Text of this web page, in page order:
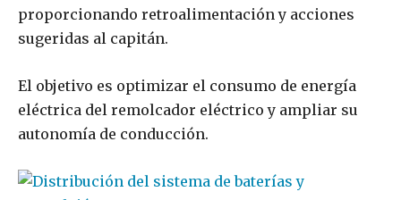
proporcionando retroalimentación y acciones
sugeridas al capitán.
El objetivo es optimizar el consumo de energía
eléctrica del remolcador eléctrico y ampliar su
autonomía de conducción.